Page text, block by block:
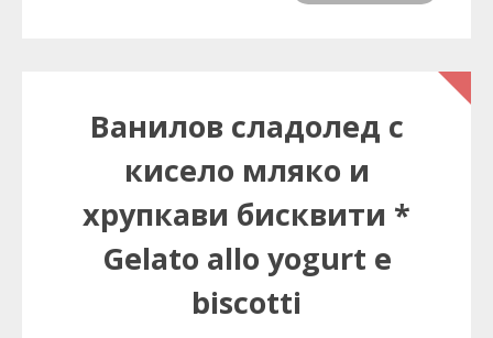
Ванилов сладолед с
кисело мляко и
хрупкави бисквити *
Gelato allo yogurt e
biscotti